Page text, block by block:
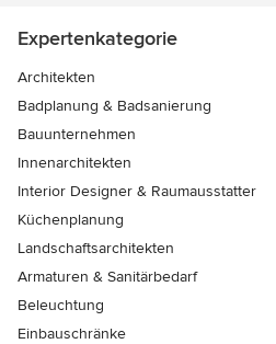
Expertenkategorie
Architekten
Badplanung & Badsanierung
Bauunternehmen
Innenarchitekten
Interior Designer & Raumausstatter
Küchenplanung
Landschaftsarchitekten
Armaturen & Sanitärbedarf
Beleuchtung
Einbauschränke